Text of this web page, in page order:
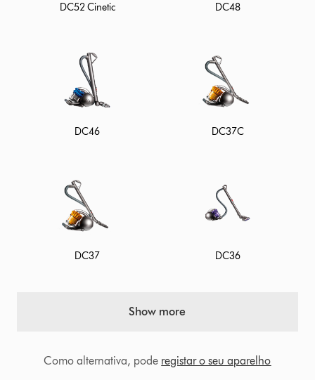
DC52 Cinetic DC48
DC46 DC37C
DC37 DC36
Show more
Como alternativa, pode registar o seu aparelho